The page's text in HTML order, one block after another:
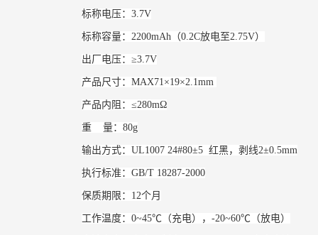
标称电压：3.7V
标称容量：2200mAh（0.2C放电至2.75V）
出厂电压：≥3.7V
产品尺寸：MAX71×19×2.1mm
产品内阻：≤280mΩ
重 量：80g
输出方式：UL1007 24#80±5 红黑，剥线2±0.5mm
执行标准：GB/T 18287-2000
保质期限：12个月
工作温度：0~45℃（充电），-20~60℃（放电）